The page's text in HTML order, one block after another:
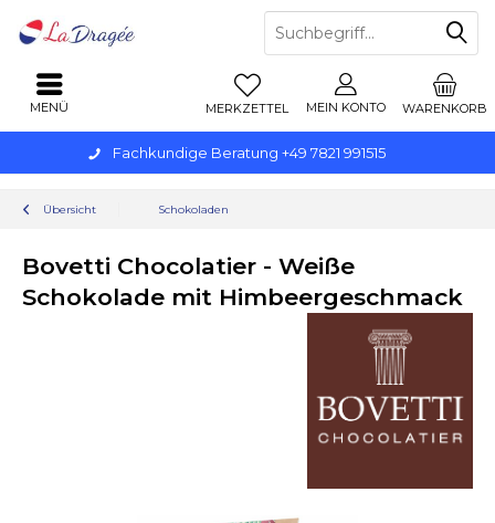
Fachkundige Beratung +49 7821 991515
WARENKORB
MERKZETTEL MEIN KONTO
MENÜ
Übersicht Schokoladen
Bovetti Chocolatier - Weiße
Schokolade mit Himbeergeschmack